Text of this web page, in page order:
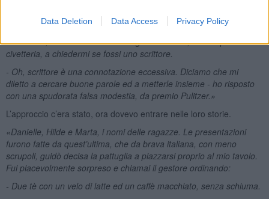
Data Deletion Data Access Privacy Policy
amanuense con la stilografica sulla Moleskine, alla digitazione
veloce e disinvolta sul note-book. Questo è l’amo al quale hanno
abboccato, tutte e tre. È stata la signora italiana, con un po’ di
civetteria, a chiedermi se fossi uno scrittore.
- Oh, scrittore è una connotazione eccessiva. Diciamo che mi
diletto a cercare buone parole ed a metterle insieme - ho risposto
con una spudorata falsa modestia, da premio Pulitzer.»
L’approccio c’era stato, ora dovevo entrare nelle loro storie.
«Danielle, Hilde e Marta, i nomi delle ragazze. Le presentazioni
furono fatte da quest’ultima, che da brava italiana, con meno
scrupoli, guidò decisa la pattuglia a piazzarsi proprio al mio tavolo.
Fui piacevolmente sorpreso e chiamai il gestore ordinando:
- Due tè con un velo di latte ed un caffè macchiato, senza schiuma.